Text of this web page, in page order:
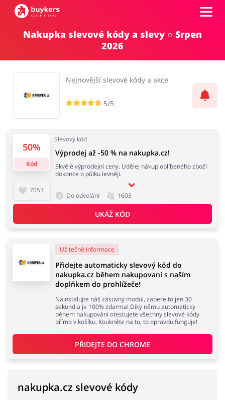
Kancelářské potřeby
Šperky a hodinky Potraviny
Dům, interiér a zahrada
Knihy, filmy, hry a hudba Erotika
Finance a pojištění Počítače foto a elektronika
Obchody
Registrovat
Nakupka slevové kódy a slevy ○ Srpen
2026
Nejnovější slevové kódy a akce
5/5
50%
Kód
Slevový kód
7053
Výprodej až -50 % na nakupka.cz!
Skvělé výprodejní ceny. Udělej nákup oblíbeného zboží
dokonce o půlku levněji.
Do odvolání 1603
UKÁŽ KÓD
Užitečné informace
Přidejte automaticky slevový kód do
nakupka.cz během nakupovaní s naším
doplňkem do prohlížeče!
Nainstalujte náš zásuvný modul, zabere to jen 30
sekund a je 100% zdarma! Díky němu automaticky
během nakupování otestujete všechny slevové kódy
přímo v košíku. Koukněte na to, to opravdu funguje!
PŘIDEJTE DO CHROME
nakupka.cz slevové kódy